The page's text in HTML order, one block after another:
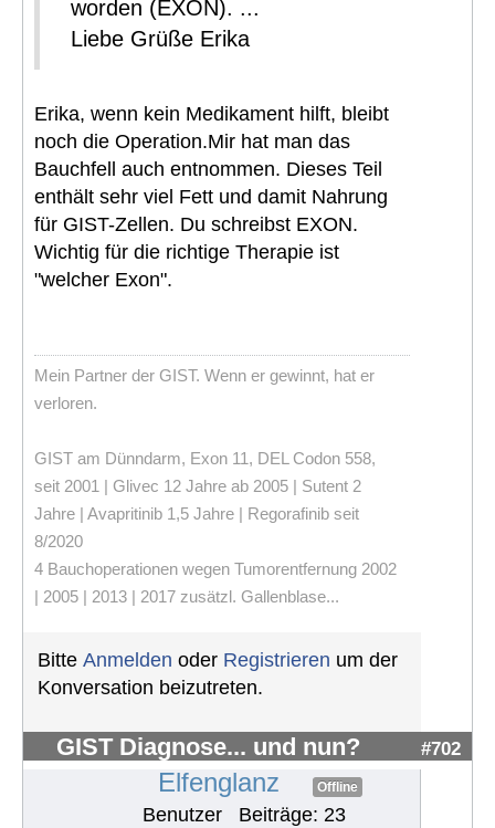
worden (EXON). ...
Liebe Grüße Erika
Erika, wenn kein Medikament hilft, bleibt
noch die Operation.Mir hat man das
Bauchfell auch entnommen. Dieses Teil
enthält sehr viel Fett und damit Nahrung
für GIST-Zellen. Du schreibst EXON.
Wichtig für die richtige Therapie ist
"welcher Exon".
Mein Partner der GIST. Wenn er gewinnt, hat er
verloren.
GIST am Dünndarm, Exon 11, DEL Codon 558,
seit 2001 | Glivec 12 Jahre ab 2005 | Sutent 2
Jahre | Avapritinib 1,5 Jahre | Regorafinib seit
8/2020
4 Bauchoperationen wegen Tumorentfernung 2002
| 2005 | 2013 | 2017 zusätzl. Gallenblase...
Bitte Anmelden oder Registrieren um der
Konversation beizutreten.
GIST Diagnose... und nun? #702
Elfenglanz Offline
Benutzer Beiträge: 23